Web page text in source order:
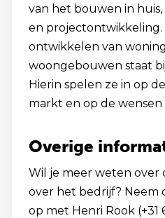
van het bouwen in
en
ontwikkelen van
woongebouwen staat
Hierin spelen ze in op
markt en op de wensen
Overige
Wil je meer weten over
over het bedrijf? Neem
op met Henri Rook (+31